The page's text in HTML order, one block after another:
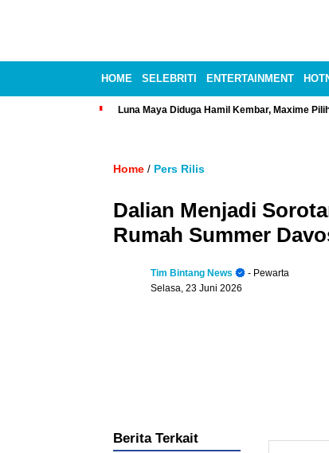
HOME SELEBRITI ENTERTAINMENT
Luna Maya Diduga Hamil Kembar, Maxime
Home / Pers Rilis
Dalian Menjadi
Rumah Summer
Tim Bintang News
- Pewarta
Selasa, 23 Juni 2026
Berita Terkait